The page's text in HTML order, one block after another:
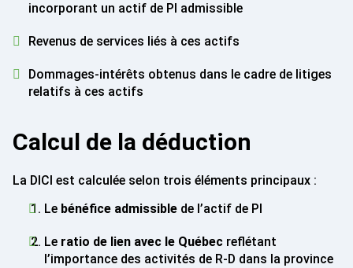
incorporant un actif de PI admissible
Revenus de services liés à ces actifs
Dommages-intérêts obtenus dans le cadre de litiges
relatifs à ces actifs
Calcul de la déduction
La DICI est calculée selon trois éléments principaux :
Le bénéfice admissible de l’actif de PI
Le ratio de lien avec le Québec reflétant
l’importance des activités de R-D dans la province